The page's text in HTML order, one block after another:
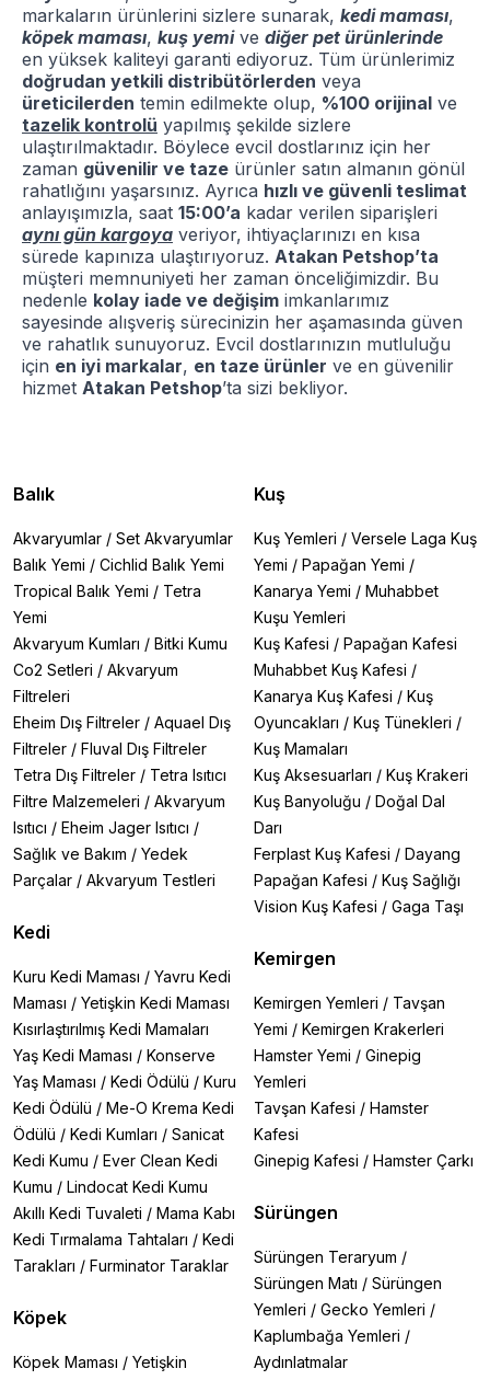
markaların ürünlerini sizlere sunarak, kedi maması,
köpek maması, kuş yemive diğer pet ürünlerinde
en yüksek kaliteyi garanti ediyoruz. Tüm ürünlerimiz
doğrudan yetkili distribütörlerden veya
üreticilerden temin edilmekte olup, %100 orijinal ve
tazelik kontrolü yapılmış şekilde sizlere
ulaştırılmaktadır. Böylece evcil dostlarınız için her
zaman güvenilir ve taze ürünler satın almanın gönül
rahatlığını yaşarsınız. Ayrıca hızlı ve güvenli teslimat
anlayışımızla, saat 15:00’a kadar verilen siparişleri
aynı gün kargoya veriyor, ihtiyaçlarınızı en kısa
sürede kapınıza ulaştırıyoruz. Atakan Petshop’ta
müşteri memnuniyeti her zaman önceliğimizdir. Bu
nedenle kolay iade ve değişim imkanlarımız
sayesinde alışveriş sürecinizin her aşamasında güven
ve rahatlık sunuyoruz. Evcil dostlarınızın mutluluğu
için en iyi markalar, en taze ürünler ve en güvenilir
hizmet Atakan Petshop’ta sizi bekliyor.
Balık
Akvaryumlar / Set Akvaryumlar
Balık Yemi / Cichlid Balık Yemi
Tropical Balık Yemi / Tetra
Yemi
Akvaryum Kumları / Bitki Kumu
Co2 Setleri / Akvaryum
Filtreleri
Eheim Dış Filtreler / Aquael Dış
Filtreler / Fluval Dış Filtreler
Tetra Dış Filtreler / Tetra Isıtıcı
Filtre Malzemeleri / Akvaryum
Isıtıcı / Eheim Jager Isıtıcı /
Sağlık ve Bakım / Yedek
Parçalar / Akvaryum Testleri
Kedi
Kuru Kedi Maması / Yavru Kedi
Maması / Yetişkin Kedi Maması
Kısırlaştırılmış Kedi Mamaları
Yaş Kedi Maması / Konserve
Yaş Maması / Kedi Ödülü / Kuru
Kedi Ödülü / Me-O Krema Kedi
Ödülü / Kedi Kumları / Sanicat
Kedi Kumu / Ever Clean Kedi
Kumu / Lindocat Kedi Kumu
Akıllı Kedi Tuvaleti / Mama Kabı
Kedi Tırmalama Tahtaları / Kedi
Tarakları / Furminator Taraklar
Köpek
Köpek Maması / Yetişkin
Kuş
Kuş Yemleri / Versele Laga Kuş
Yemi / Papağan Yemi /
Kanarya Yemi / Muhabbet
Kuşu Yemleri
Kuş Kafesi / Papağan Kafesi
Muhabbet Kuş Kafesi /
Kanarya Kuş Kafesi / Kuş
Oyuncakları / Kuş Tünekleri /
Kuş Mamaları
Kuş Aksesuarları / Kuş Krakeri
Kuş Banyoluğu / Doğal Dal
Darı
Ferplast Kuş Kafesi / Dayang
Papağan Kafesi / Kuş Sağlığı
Vision Kuş Kafesi / Gaga Taşı
Kemirgen
Kemirgen Yemleri / Tavşan
Yemi / Kemirgen Krakerleri
Hamster Yemi / Ginepig
Yemleri
Tavşan Kafesi / Hamster
Kafesi
Ginepig Kafesi / Hamster Çarkı
Sürüngen
Sürüngen Teraryum /
Sürüngen Matı / Sürüngen
Yemleri / Gecko Yemleri /
Kaplumbağa Yemleri /
Aydınlatmalar